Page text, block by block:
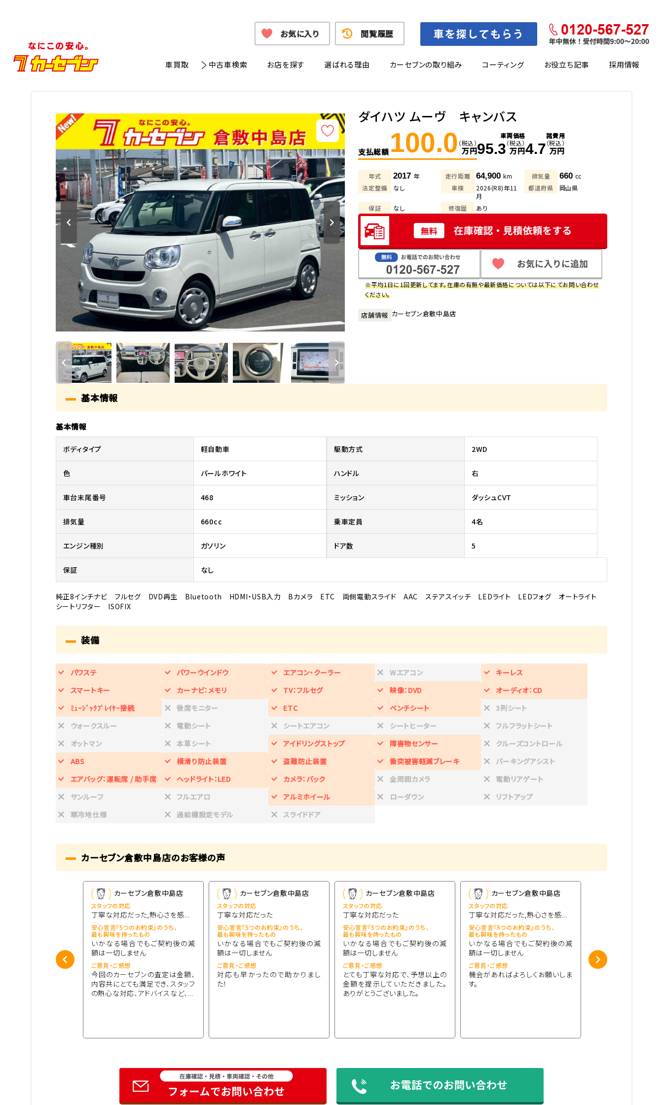
車買取 中古車検索 お店を探す 選ばれる理由 カーセブンの取り組み コーティング お役立ち記事 採用情報
お気に入り 閲覧履歴
ダイハツ ムーヴ キャンバス
支払総額 100.0 （税込）
万円
車両価格
95.3（税込）
万円
諸費用
4.7（税込）
万円
年式 2017 年 走行距離 64,900km 排気量 660 cc
法定整備
なし 車検
2026(R8)年11
月
都道府県 岡山県
保証 なし 修復歴 あり
※平均1日に1回更新してます。在庫の有無や最新価格については以下にてお問い合わせ
ください。
店舗情報 カーセブン倉敷中島店
基本情報
基本情報
ボディタイプ 軽自動車
色 パールホワイト
車台末尾番号 468
排気量 660cc
エンジン種別 ガソリン
駆動方式 2WD
ハンドル 右
ミッション ダッシュCVT
乗車定員 4名
ドア数 5
保証 なし
純正8インチナビ フルセグ DVD再生 Bluetooth HDMI・USB入力 Bカメラ ETC 両側電動スライド AAC ステアスイッチ LEDライト LEDフォグ オートライト
シートリフター ISOFIX
装備
パワステ パワーウインドウ エアコン・クーラー Wエアコン
キーレス
スマートキー
カーナビ：メモリ TV：フルセグ 映像：DVD
オーディオ：CD
ﾐｭｰｼﾞｯｸﾌﾟﾚｲﾔｰ接続
後席モニター ETC ベンチシート
3列シート
ウォークスルー
電動シート シートエアコン シートヒーター
フルフラットシート
オットマン
本革シート アイドリングストップ 障害物センサー
クルーズコントロール
ABS
横滑り防止装置 盗難防止装置 衝突被害軽減ブレーキ
パーキングアシスト
エアバッグ：運転席 / 助手席
ヘッドライト：LED カメラ：バック 全周囲カメラ
電動リアゲート
サンルーフ
フルエアロ アルミホイール ローダウン
リフトアップ
寒冷地仕様
過給機設定モデル スライドドア
カーセブン倉敷中島店のお客様の声
カーセブン倉敷中島店
スタッフの対応
丁寧な対応だった,熱心さを感...
安心宣言『5つのお約束』のうち、
最も興味を持ったもの
いかなる場合でもご契約後の減
額は一切しません
ご意見・ご感想
今回のカーセブンの査定は金額、
内容共にとても満足でき、スタッフ
の熱心な対応、アドバイスなど、...
カーセブン倉敷中島店
スタッフの対応
丁寧な対応だった
安心宣言『5つのお約束』のうち、
最も興味を持ったもの
いかなる場合でもご契約後の減
額は一切しません
ご意見・ご感想
対応も早かったので助かりまし
た！
カーセブン倉敷中島店
スタッフの対応
丁寧な対応だった
安心宣言『5つのお約束』のうち、
最も興味を持ったもの
いかなる場合でもご契約後の減
額は一切しません
ご意見・ご感想
とても丁寧な対応で、予想以上の
金額を提示していただきました。
ありがとうございました。
カーセブン倉敷中島店
スタッフの対応
丁寧な対応だった,熱心さを感...
安心宣言『5つのお約束』のうち、
最も興味を持ったもの
いかなる場合でもご契約後の減
額は一切しません
ご意見・ご感想
機会があればよろしくお願いしま
す。
額は一切しません
ご意見・ご感想